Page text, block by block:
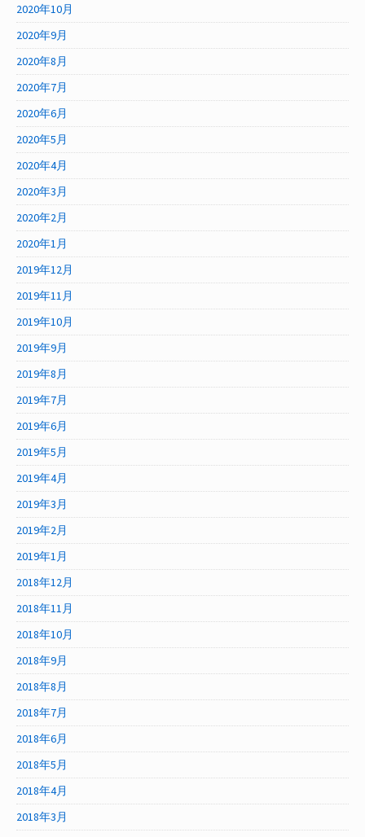
2020年10月
2020年9月
2020年8月
2020年7月
2020年6月
2020年5月
2020年4月
2020年3月
2020年2月
2020年1月
2019年12月
2019年11月
2019年10月
2019年9月
2019年8月
2019年7月
2019年6月
2019年5月
2019年4月
2019年3月
2019年2月
2019年1月
2018年12月
2018年11月
2018年10月
2018年9月
2018年8月
2018年7月
2018年6月
2018年5月
2018年4月
2018年3月